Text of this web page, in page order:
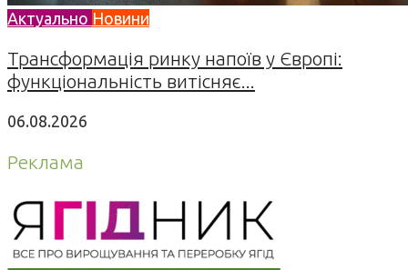
Актуально Новини
Трансформація ринку напоїв у Європі:
функціональність витісняє...
06.08.2026
Реклама